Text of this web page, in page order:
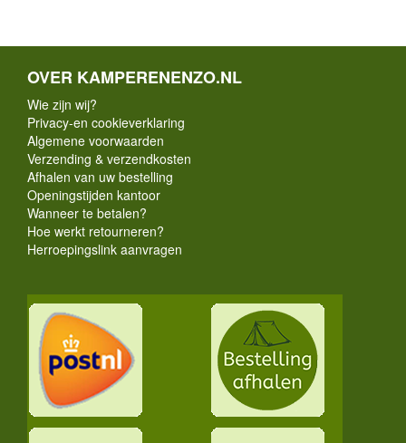
OVER KAMPERENENZO.NL
Wie zijn wij?
Privacy-en cookieverklaring
Algemene voorwaarden
Verzending & verzendkosten
Afhalen van uw bestelling
Openingstijden kantoor
Wanneer te betalen?
Hoe werkt retourneren?
Herroepingslink aanvragen